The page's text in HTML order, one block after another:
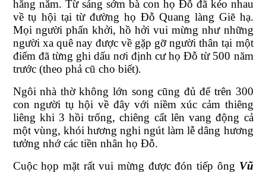
hằng năm. Từ sáng sớm bà con họ Đỗ đã kéo nhau
về tụ hội tại từ đường họ Đỗ Quang làng Giẽ hạ.
Mọi người phấn khởi, hồ hởi vui mừng như những
người xa quê nay được về gặp gỡ người thân tại một
điểm đã từng ghi dấu nơi định cư họ Đỗ từ 500 năm
trước (theo phả cũ cho biết).
Ngôi nhà thờ không lớn song cũng đủ để trên 300
con người tụ hội về đây với niềm xúc cảm thiêng
liêng khi 3 hồi trống, chiêng cất lên vang động cả
một vùng, khói hương nghi ngút làm lễ dâng hương
tưởng nhớ các tiền nhân họ Đỗ.
Cuộc họp mặt rất vui mừng được đón tiếp ông Vũ